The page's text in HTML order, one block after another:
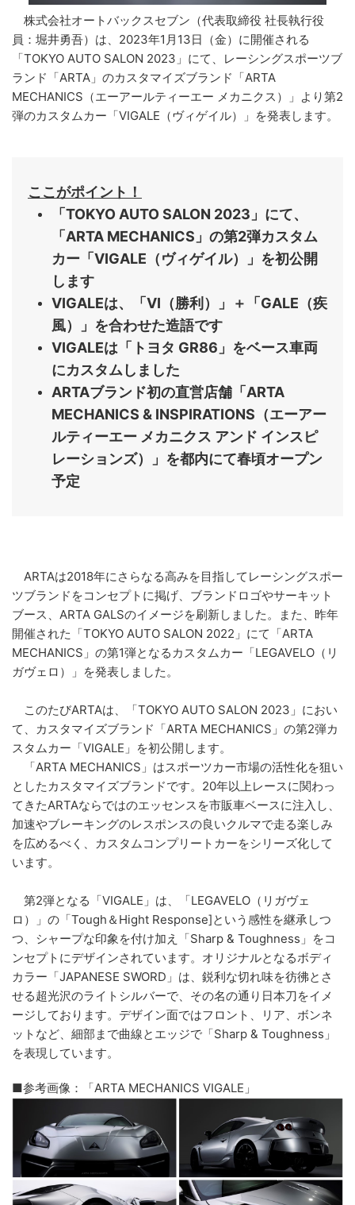
株式会社オートバックスセブン（代表取締役 社長執行役
員：堀井勇吾）は、2023年1月13日（金）に開催される
「TOKYO AUTO SALON 2023」にて、レーシングスポーツブ
ランド「ARTA」のカスタマイズブランド「ARTA
MECHANICS（エーアールティーエー メカニクス）」より第2
弾のカスタムカー「VIGALE（ヴィゲイル）」を発表します。
ここがポイント！
「TOKYO AUTO SALON 2023」にて、
「ARTA MECHANICS」の第2弾カスタム
カー「VIGALE（ヴィゲイル）」を初公開
します
VIGALEは、「VI（勝利）」＋「GALE（疾
風）」を合わせた造語です
VIGALEは「トヨタ GR86」をベース車両
にカスタムしました
ARTAブランド初の直営店舗「ARTA
MECHANICS & INSPIRATIONS（エーアー
ルティーエー メカニクス アンド インスピ
レーションズ）」を都内にて春頃オープン
予定
ARTAは2018年にさらなる高みを目指してレーシングスポー
ツブランドをコンセプトに掲げ、ブランドロゴやサーキット
ブース、ARTA GALSのイメージを刷新しました。また、昨年
開催された「TOKYO AUTO SALON 2022」にて「ARTA
MECHANICS」の第1弾となるカスタムカー「LEGAVELO（リ
ガヴェロ）」を発表しました。
このたびARTAは、「TOKYO AUTO SALON 2023」におい
て、カスタマイズブランド「ARTA MECHANICS」の第2弾カ
スタムカー「VIGALE」を初公開します。
「ARTA MECHANICS」はスポーツカー市場の活性化を狙い
としたカスタマイズブランドです。20年以上レースに関わっ
てきたARTAならではのエッセンスを市販車ベースに注入し、
加速やブレーキングのレスポンスの良いクルマで走る楽しみ
を広めるべく、カスタムコンプリートカーをシリーズ化して
います。
第2弾となる「VIGALE」は、「LEGAVELO（リガヴェ
ロ）」の「Tough＆Hight Response]という感性を継承しつ
つ、シャープな印象を付け加え「Sharp & Toughness」をコ
ンセプトにデザインされています。オリジナルとなるボディ
カラー「JAPANESE SWORD」は、鋭利な切れ味を彷彿とさ
せる超光沢のライトシルバーで、その名の通り日本刀をイメ
ージしております。デザイン面ではフロント、リア、ボンネ
ットなど、細部まで曲線とエッジで「Sharp & Toughness」
を表現しています。
■参考画像：「ARTA MECHANICS VIGALE」